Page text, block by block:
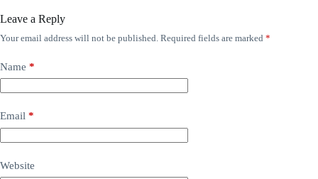
Leave a Reply
Your email address will not be published. Required fields are marked *
Name *
Email *
Website